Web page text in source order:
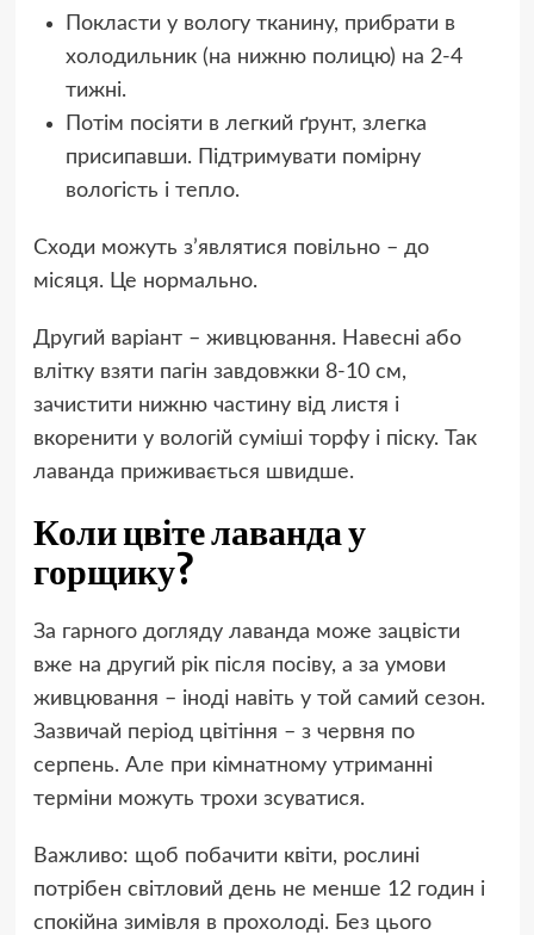
Покласти у вологу тканину, прибрати в
холодильник (на нижню полицю) на 2-4
тижні.
Потім посіяти в легкий ґрунт, злегка
присипавши. Підтримувати помірну
вологість і тепло.
Сходи можуть з’являтися повільно – до
місяця. Це нормально.
Другий варіант – живцювання. Навесні або
влітку взяти пагін завдовжки 8-10 см,
зачистити нижню частину від листя і
вкоренити у вологій суміші торфу і піску. Так
лаванда приживається швидше.
Коли цвіте лаванда у
горщику?
За гарного догляду лаванда може зацвісти
вже на другий рік після посіву, а за умови
живцювання – іноді навіть у той самий сезон.
Зазвичай період цвітіння – з червня по
серпень. Але при кімнатному утриманні
терміни можуть трохи зсуватися.
Важливо: щоб побачити квіти, рослині
потрібен світловий день не менше 12 годин і
спокійна зимівля в прохолоді. Без цього